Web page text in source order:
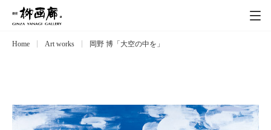
Exhibitions
Artists 作家
Home Art works 岡野 博「大空の中を」